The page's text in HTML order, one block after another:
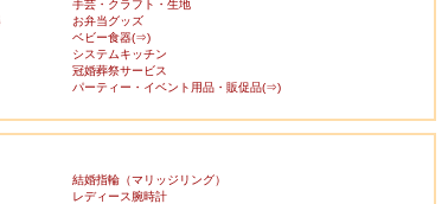
手芸・クラフト・生地
お弁当グッズ
ベビー食器(⇒)
システムキッチン
冠婚葬祭サービス
パーティー・イベント用品・販促品(⇒)
結婚指輪（マリッジリング）
レディース腕時計